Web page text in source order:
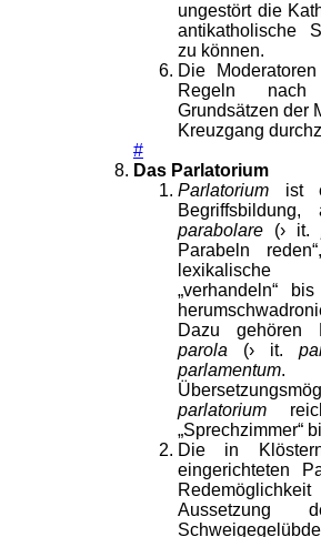
ungestört die
antikatholische
zu können.
Die
Regeln nach
Grundsätzen der
Kreuzgang
#
Das Parlatorium
Parlatorium ist
parabolare (› it.
Parabeln
lexikalische
„verhandeln“
Dazu gehören
parola (› it.
parlamentum.
parlatorium
„Sprechzimmer“
Die in
eingerichteten
Aussetzung